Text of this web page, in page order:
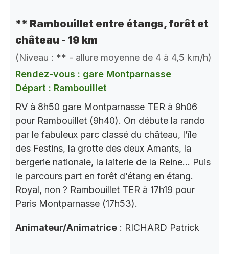
** Rambouillet entre étangs, forêt et
château - 19 km
(Niveau : ** - allure moyenne de 4 à 4,5 km/h)
Rendez-vous : gare Montparnasse
Départ : Rambouillet
RV à 8h50 gare Montparnasse TER à 9h06
pour Rambouillet (9h40). On débute la rando
par le fabuleux parc classé du château, l’île
des Festins, la grotte des deux Amants, la
bergerie nationale, la laiterie de la Reine… Puis
le parcours part en forêt d’étang en étang.
Royal, non ? Rambouillet TER à 17h19 pour
Paris Montparnasse (17h53).
Animateur/Animatrice : RICHARD Patrick